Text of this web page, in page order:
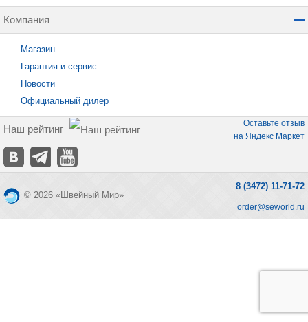
Компания
Магазин
Гарантия и сервис
Новости
Официальный дилер
Наш рейтинг
Оставьте отзыв
на Яндекс Маркет
© 2026 «Швейный Мир»
8 (3472) 11-71-72
order@seworld.ru